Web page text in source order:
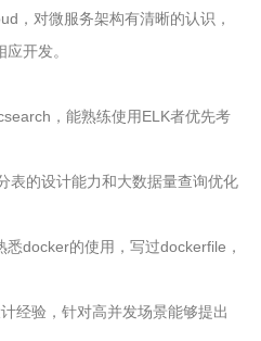
，对微服务架构有清晰的认识，
开发。
，能熟练使用ELK者优先考
表的设计能力和大数据量查询优化
docker的使用，写过dockerfile，
经验，针对高并发场景能够提出